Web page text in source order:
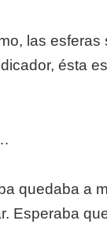
las esferas
ésta
quedaba a
Esperaba